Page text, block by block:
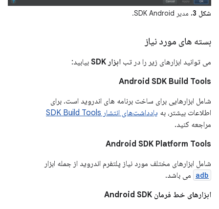
شکل 3. مدیر SDK Android.
بسته های مورد نیاز
می توانید ابزارهای زیر را در تب ابزار SDK
بیابید:
Android SDK Build Tools
شامل ابزارهایی برای ساخت برنامه های اندروید است. برای
اطلاعات بیشتر، به یادداشت‌های انتشار SDK Build Tools
مراجعه کنید.
Android SDK Platform Tools
شامل ابزارهای مختلف مورد نیاز پلتفرم اندروید از جمله ابزار
adb می باشد.
ابزارهای خط فرمان Android SDK